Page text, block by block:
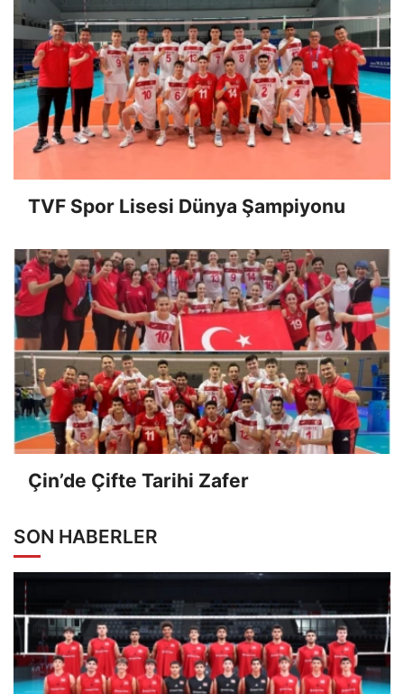
TVF Spor Lisesi Dünya Şampiyonu
Çin’de Çifte Tarihi Zafer
SON HABERLER